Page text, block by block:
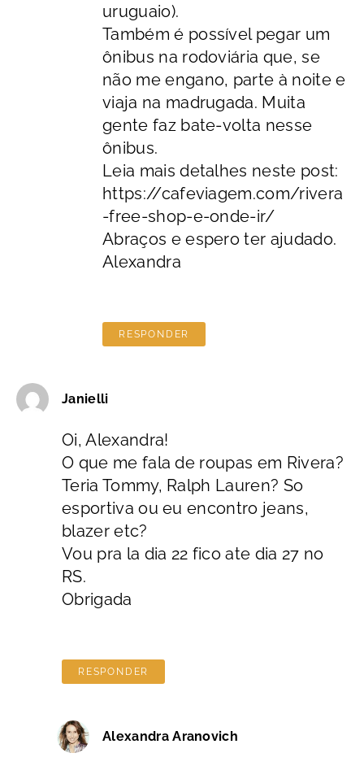
uruguaio).
Também é possível pegar um
ônibus na rodoviária que, se
não me engano, parte à noite e
viaja na madrugada. Muita
gente faz bate-volta nesse
ônibus.
Leia mais detalhes neste post:
https://cafeviagem.com/rivera
-free-shop-e-onde-ir/
Abraços e espero ter ajudado.
Alexandra
RESPONDER
Janielli
Oi, Alexandra!
O que me fala de roupas em Rivera?
Teria Tommy, Ralph Lauren? So
esportiva ou eu encontro jeans,
blazer etc?
Vou pra la dia 22 fico ate dia 27 no
RS.
Obrigada
RESPONDER
Alexandra Aranovich